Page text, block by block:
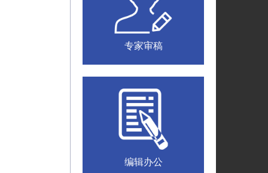
专家审稿
编辑办公